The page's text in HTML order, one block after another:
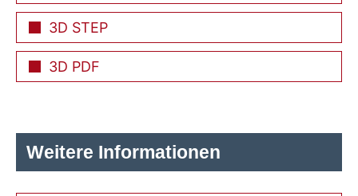
3D STEP
3D PDF
Weitere Informationen